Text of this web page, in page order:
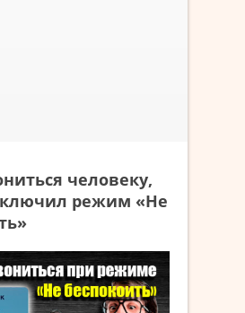
человеку,
режим «Не